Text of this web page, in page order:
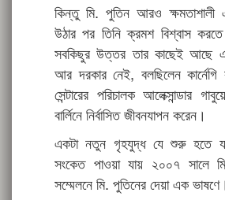
কিন্তু মি. পুতিন আরও ক্ষমতাশালী
উঠার পর তিনি ক্রমশ বিশ্বাস
সবকিছুর উত্তর তার কাছেই আছে
আর দরকার নেই, বলছিলেন কার্নেগি
সেন্টারের পরিচালক আলেক্সান্ডার
বার্লিনে নির্বাসিত জীবনযাপন করেন।
একটা নতুন গৃহযুদ্ধ যে শুরু হতে
সংকেত পাওয়া যায় ২০০৭ সালে
সম্মেলনে মি. পুতিনের দেয়া এক ভাষণে।